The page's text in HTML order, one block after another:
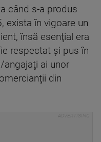
când s-a produs
exista în vigoare un
însă esenţial era
respectat şi pus în
angajaţi ai unor
din